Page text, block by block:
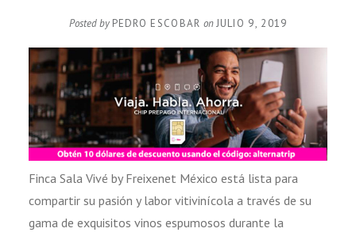
Posted by PEDRO ESCOBAR onJULIO 9, 2019
Finca Sala Vivé by Freixenet México está lista para
compartir su pasión y labor vitivinícola a través de su
gama de exquisitos vinos espumosos durante la